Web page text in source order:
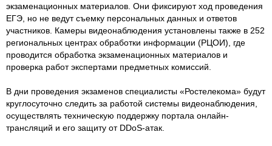
экзаменационных материалов. Они фиксируют ход проведения
ЕГЭ, но не ведут съемку персональных данных и ответов
участников. Камеры видеонаблюдения установлены также в 252
региональных центрах обработки информации (РЦОИ), где
проводится обработка экзаменационных материалов и
проверка работ экспертами предметных комиссий.
В дни проведения экзаменов специалисты «Ростелекома» будут
круглосуточно следить за работой системы видеонаблюдения,
осуществлять техническую поддержку портала онлайн-
трансляций и его защиту от DDoS-атак.